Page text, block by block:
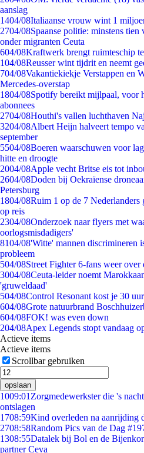
aanslag
1404/08Italiaanse vrouw wint 1
2704/08Spaanse politie: minstens
onder migranten Ceuta
604/08Kraftwerk brengt ruimteschip
104/08Reusser wint tijdrit en neemt
704/08Vakantiekiekje Verstappen en
Mercedes-overstap
1804/08Spotify bereikt mijlpaal, voor
abonnees
2704/08Houthi's vallen luchthaven
3204/08Albert Heijn halveert tempo
september
5504/08Boeren waarschuwen voor
hitte en droogte
2004/08Apple vecht Britse eis tot
2604/08Doden bij Oekraïense
Petersburg
1804/08Ruim 1 op de 7 Nederlanders
op reis
2304/08Onderzoek naar flyers met
oorlogsmisdadigers'
8104/08'Witte' mannen discrimineren
probleem
504/08Street Fighter 6-fans weer
3004/08Ceuta-leider noemt
'gruweldaad'
504/08Control Resonant kost je 30
604/08Grote natuurbrand
604/08FOK! was even down
204/08Apex Legends stopt vandaag
Actieve items
Actieve items
Scrollbar gebruiken
opslaan
1009:01 Zorgmedewerkster die 's
ontslagen
1708:59Kind overleden na aanrijding
2708:58Random Pics van de Dag
1308:55Datalek bij Bol en de
partner Ceva